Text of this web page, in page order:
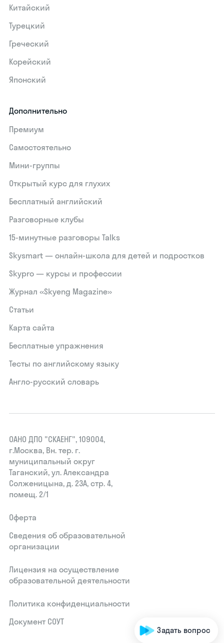
Китайский
Турецкий
Греческий
Корейский
Японский
Дополнительно
Премиум
Самостоятельно
Мини-группы
Открытый курс для глухих
Бесплатный английский
Разговорные клубы
15‑минутные разговоры Talks
Skysmart — онлайн-школа для детей и подростков
Skypro — курсы и профессии
Журнал «Skyeng Magazine»
Статьи
Карта сайта
Бесплатные упражнения
Тесты по английскому языку
Англо-русский словарь
ОАНО ДПО "СКАЕНГ", 109004,
г.Москва, Вн. тер. г.
муниципальный округ
Таганский, ул. Александра
Солженицына, д. 23А, стр. 4,
помещ. 2/1
Оферта
Сведения об образовательной
организации
Лицензия на осуществление
образовательной деятельности
Политика конфиденциальности
Документ СОУТ
Задать вопрос